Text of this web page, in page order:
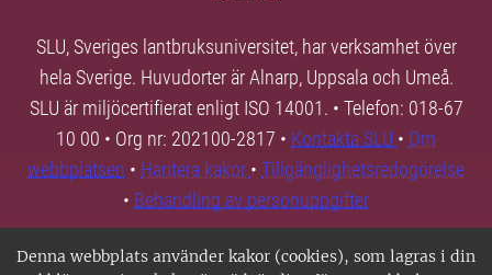
Denna webbplats använder kakor (cookies), som lagras i din
SLU, Sveriges lantbruksuniversitet, har verksamhet över
hela Sverige. Huvudorter är Alnarp, Uppsala och Umeå.
SLU är miljöcertifierat enligt ISO 14001. • Telefon: 018-67
10 00 • Org nr: 202100-2817 • Kontakta SLU • Om
webbplatsen • Hantera kakor • Tillgänglighetsredogörelse
• Behandling av personuppgifter